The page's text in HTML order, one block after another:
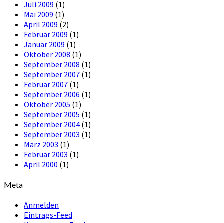
Juli 2009 (1)
Mai 2009 (1)
April 2009 (2)
Februar 2009 (1)
Januar 2009 (1)
Oktober 2008 (1)
September 2008 (1)
September 2007 (1)
Februar 2007 (1)
September 2006 (1)
Oktober 2005 (1)
September 2005 (1)
September 2004 (1)
September 2003 (1)
März 2003 (1)
Februar 2003 (1)
April 2000 (1)
Meta
Anmelden
Eintrags-Feed